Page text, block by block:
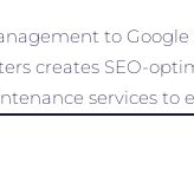
to
creates SEO-
services to